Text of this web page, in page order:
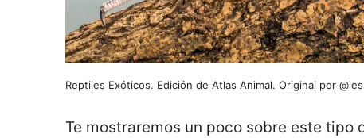
Reptiles Exóticos. Edición de Atlas Animal. Original por
Te mostraremos un poco sobre este